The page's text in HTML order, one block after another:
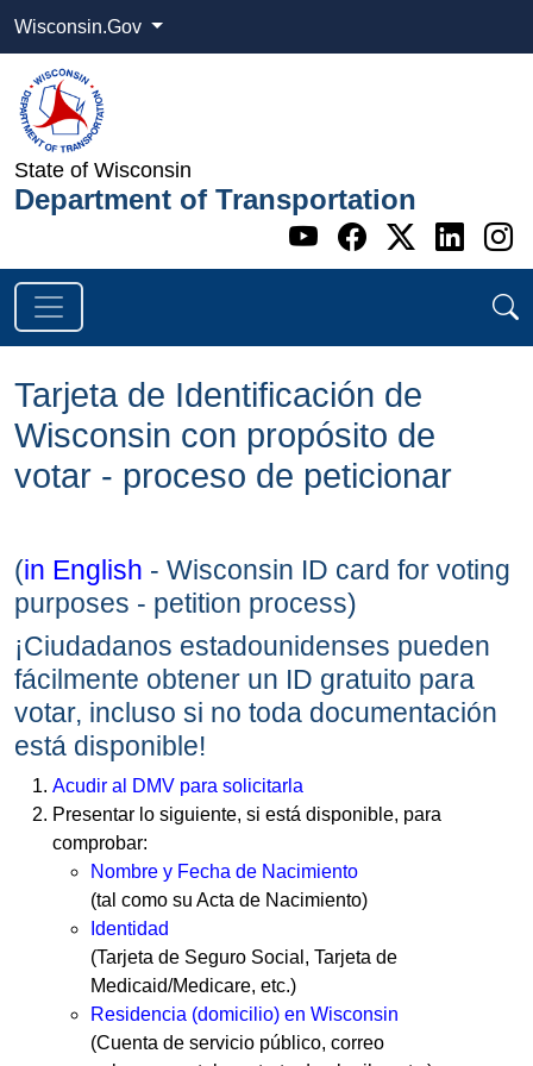
Wisconsin.Gov
State of Wisconsin
Department of Transportation
Go to WI
Go to WI
Go to
Go
Tarjeta de Identificación de
Wisconsin con propósito de
votar - proceso de peticionar
(in English - Wisconsin ID card for voting
purposes - petition process)
¡Ciudadanos estadounidenses pueden
fácilmente obtener un ID gratuito para
votar, incluso si no toda documentación
está disponible!
Acudir al DMV para solicitarla
Presentar lo siguiente, si está disponible, para
comprobar:
Nombre y Fecha de Nacimiento
(tal como su Acta de Nacimiento)
Identidad
(Tarjeta de Seguro Social, Tarjeta de
Medicaid/Medicare, etc.)
Residencia (domicilio) en Wisconsin
(Cuenta de servicio público, correo